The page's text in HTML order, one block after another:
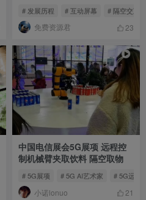
# 发展历程 # 互动屏幕 # 隔空交互
免费资源君 23
中国电信展会5G展项 远程控
制机械臂夹取饮料 隔空取物
# 5G展项 # 5G AI艺术家 # 5G远程
小诺lonuo 21